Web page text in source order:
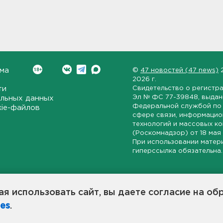
использовать сайт, вы даете согласие на
.
данных
файлов
© 47 новостей (47 news)
2026 г.
Свидетельство о
Эл № ФС 77-39848 ,
Федеральной службой по
сфере связи,
технологий и массовых
(Роскомнадзор) от 18 мая
При использовании
гиперссылка обязательна.
области, экономической и инвестиционной активности в
станет популярной и конструктивной площадкой
в 47-м регионе России.